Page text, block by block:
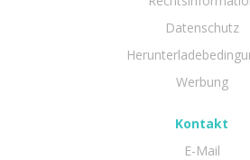
Datenschutz
Werbung
Kontakt
E-Mail